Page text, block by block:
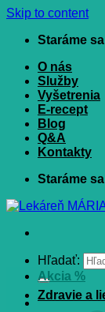
Skip to content
Staráme
O nás
Služby
Vyšetrenia
E-recept
Blog
Q&A
Kontakty
Staráme
Hľadať:
Akcia %
Zdravie a